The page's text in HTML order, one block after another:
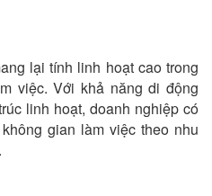
lại tính linh hoạt cao trong
việc. Với khả năng di động
linh hoạt, doanh nghiệp có
gian làm việc theo nhu